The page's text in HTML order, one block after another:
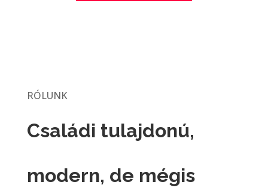
RÓLUNK
Családi tulajdonú,
modern, de mégis